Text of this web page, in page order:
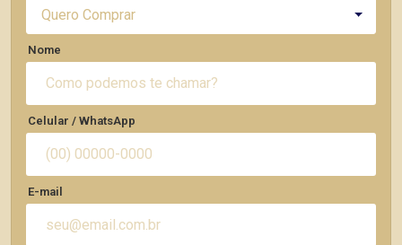
Quero Comprar
Nome
Celular / WhatsApp
E-mail